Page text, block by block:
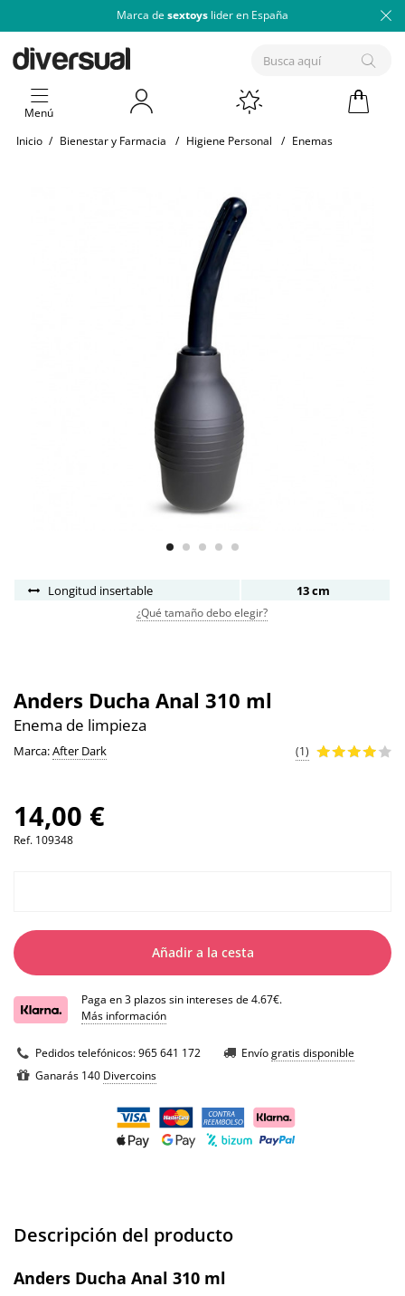
Marca de sextoys lider en España
Menú
Inicio / Bienestar y Farmacia / Higiene Personal / Enemas
Longitud insertable 13 cm
¿Qué tamaño debo elegir?
Anders Ducha Anal 310 ml
Enema de limpieza
Marca:After Dark (1)
14,00 €
Ref. 109348
Añadir a la cesta
Paga en 3 plazos sin intereses de 4.67€.
Más información
Pedidos telefónicos:965 641 172 Envíogratis disponible
Ganarás 140 Divercoins
Descripción del producto
Anders Ducha Anal 310 ml